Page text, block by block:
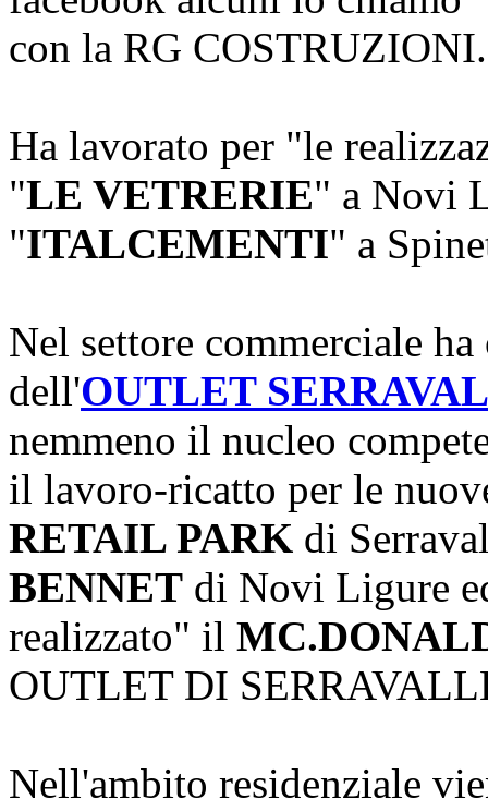
con la RG
Ha lavorato per "le
"LE VETRERIE" a Novi
"ITALCEMENTI" a
Nel settore commerciale
dell'OUTLET
nemmeno il nucleo
il lavoro-ricatto per le
RETAIL PARK di
BENNET di Novi Ligure
realizzato" il
OUTLET DI
Nell'ambito residenziale